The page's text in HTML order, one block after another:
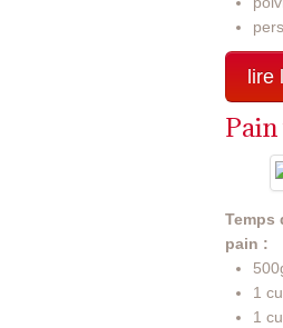
lire
Temps
pain :
1
1